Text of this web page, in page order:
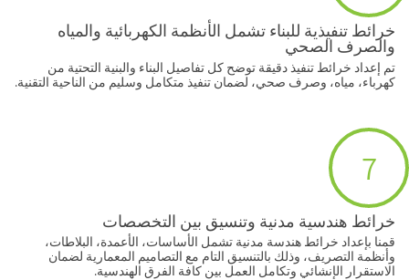
خرائط تنفيذية للبناء تشمل الأنظمة الكهربائية والمياه
والصرف الصحي
تم إعداد خرائط تنفيذ دقيقة توضح كل تفاصيل البناء والبنية التحتية من
كهرباء، مياه، وصرف صحي، لضمان تنفيذ متكامل وسليم من الناحية التقنية.
7
خرائط هندسية مدنية وتنسيق بين التخصصات
قمنا بإعداد خرائط هندسة مدنية تشمل الأساسات، الأعمدة، البلاطات،
وأنظمة التصريف، وذلك بالتنسيق التام مع التصاميم المعمارية لضمان
الاستقرار الإنشائي وتكامل العمل بين كافة الفرق الهندسية.